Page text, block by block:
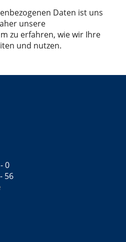
Daten ist uns
unsere
zu erfahren, wie wir Ihre
und nutzen.
0
56